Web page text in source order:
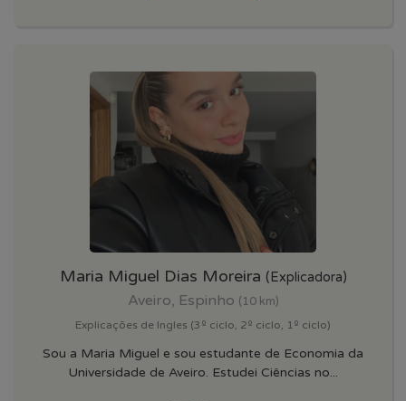
Maria Miguel Dias Moreira (Explicadora)
Aveiro, Espinho (10 km)
Explicações de Ingles (3º ciclo, 2º ciclo, 1º ciclo)
Sou a Maria Miguel e sou estudante de Economia da
Universidade de Aveiro. Estudei Ciências no...